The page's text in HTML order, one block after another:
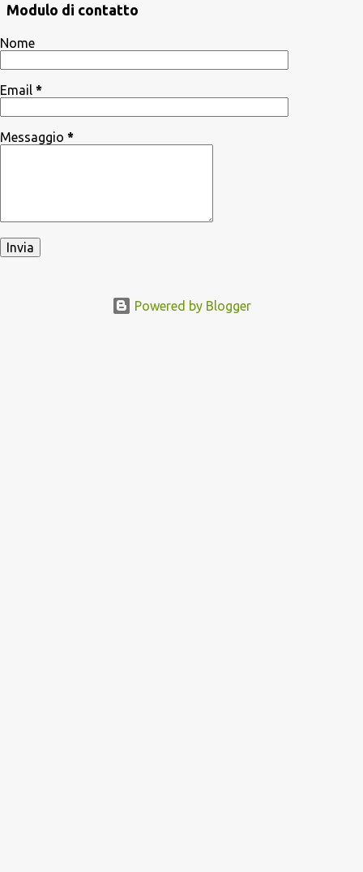
Modulo di contatto
Nome
Email *
Messaggio *
Powered by Blogger